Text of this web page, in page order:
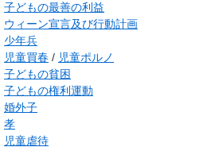
子どもの最善の利益
ウィーン宣言及び行動計画
少年兵
児童買春 / 児童ポルノ
子どもの貧困
子どもの権利運動
婚外子
孝
児童虐待